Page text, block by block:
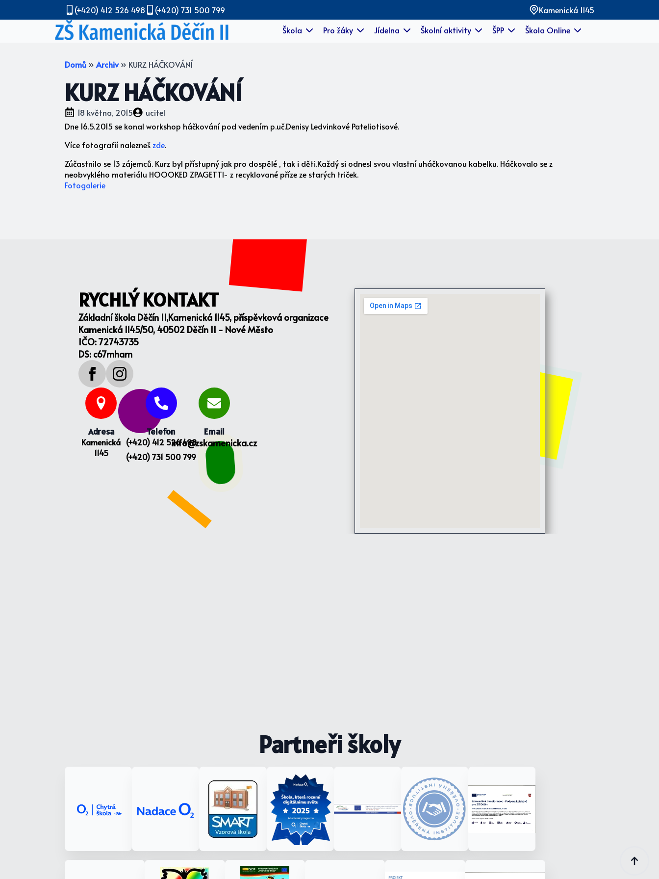
(+420) 412 526 498 (+420) 731 500 799
Kamenická 1145
Škola
Pro žáky Jídelna Školní aktivity ŠPP Škola Online
Domů » Archiv » KURZ HÁČKOVÁNÍ
KURZ HÁČKOVÁNÍ
18 května, 2015
ucitel
Dne 16.5.2015 se konal workshop háčkování pod vedením p.uč.Denisy Ledvinkové Pateliotisové.
Více fotografií nalezneš zde.
Zúčastnilo se 13 zájemců. Kurz byl přístupný jak pro dospělé , tak i děti.Každý si odnesl svou vlastní uháčkovanou kabelku. Háčkovalo se z
neobvyklého materiálu HOOOKED ZPAGETTI- z recyklované příze ze starých triček.
Fotogalerie
RYCHLÝ KONTAKT
Základní škola Děčín II,Kamenická 1145, příspěvková organizace
Kamenická 1145/50, 40502 Děčín II - Nové Město
IČO: 72743735
DS: c67mham
Adresa
Kamenická
1145
Telefon
(+420) 412 526 498
(+420) 731 500 799
Email
info@zskamenicka.cz
Partneři školy